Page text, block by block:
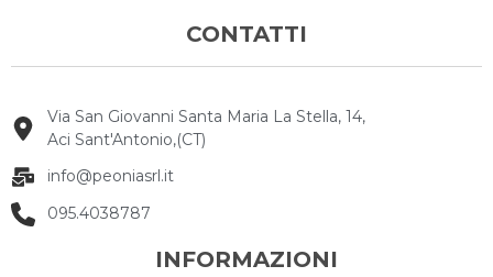
CONTATTI
Via San Giovanni Santa Maria La Stella, 14,
Aci Sant'Antonio,(CT)
info@peoniasrl.it
095.4038787
INFORMAZIONI